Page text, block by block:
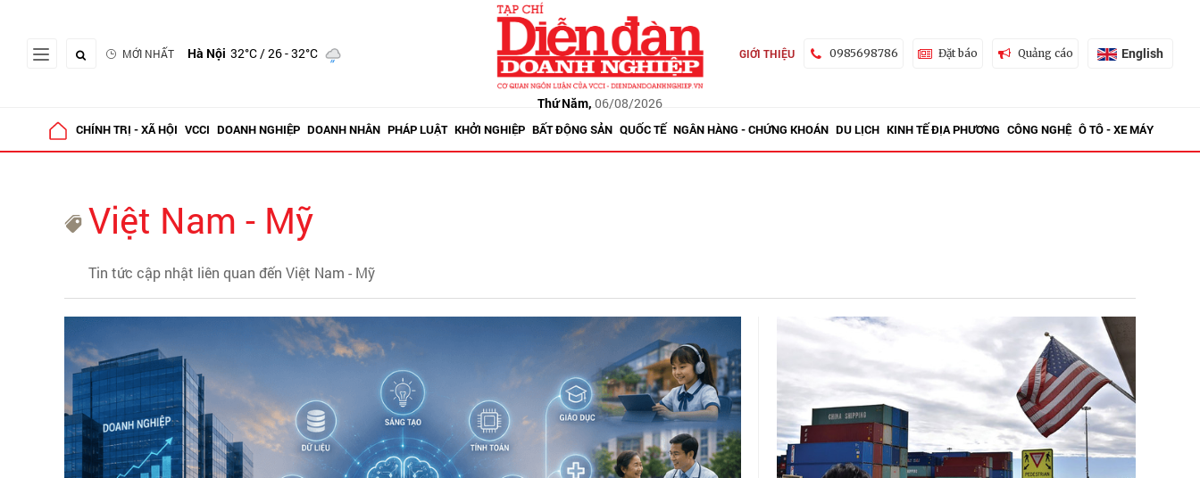
MỚI NHẤT Hà Nội 32°C/ 26 - 32°C
Thứ Năm, 06/08/2026
GIỚI THIỆU 0985698786 Đặt báo Quảng cáo English
CHÍNH TRỊ - XÃ HỘI VCCI DOANH NGHIỆP DOANH NHÂN PHÁP LUẬT KHỞI NGHIỆP BẤT ĐỘNG SẢN QUỐC TẾ NGÂN HÀNG - CHỨNG KHOÁN DU LỊCH KINH TẾ ĐỊA PHƯƠNG CÔNG NGHỆ Ô TÔ - XE MÁY
Việt Nam - Mỹ
Tin tức cập nhật liên quan đến Việt Nam - Mỹ